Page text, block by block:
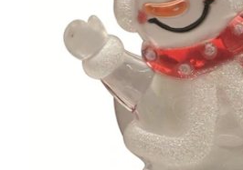
Hidrofor cu pompa submersibila
Pompe de stropit
Pompe de stropit electrice
Pompe de stropit manuale